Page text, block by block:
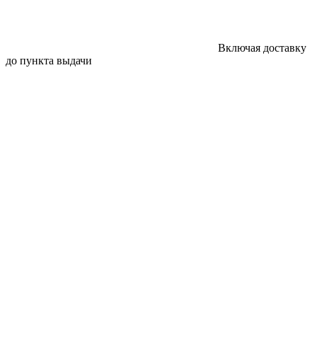
Включая доставку
до пункта выдачи